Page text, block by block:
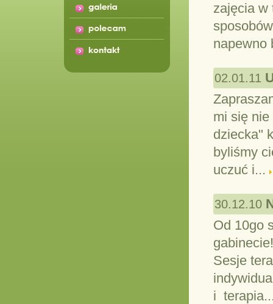
zajęcia w
napewno
02.01.11
mi się
dziecka"
byliśmy
uczuć i...
30.12.10
Od 10go
Sesje
i